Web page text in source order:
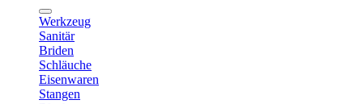
Werkzeug
Sanitär
Briden
Schläuche
Eisenwaren
Stangen